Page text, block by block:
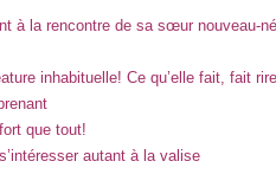
à la rencontre de sa sœur nouveau-
inhabituelle! Ce qu’elle fait, fait
que tout!
autant à la valise